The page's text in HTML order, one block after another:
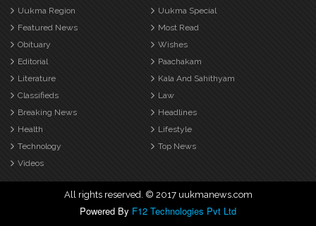
Uukma Region
Uukma Special
Featured News
Most Read
Obituary
Wishes
Editorial
Paachakam
Literature
Kala And Sahithyam
Classifieds
Law
Breaking News
Headlines
Health
Lifestyle
Technology
Top News
Videos
All rights reserved. © 2017 uukmanews.com
Powered By F12 Technologies Pvt Ltd